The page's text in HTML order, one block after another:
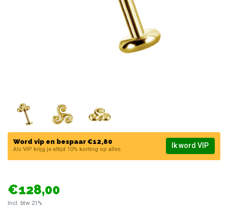
Word vip en bespaar €12,80
Als VIP krijg je altijd 10% korting op alles Ik word VIP
€128,00
Incl. btw 21%